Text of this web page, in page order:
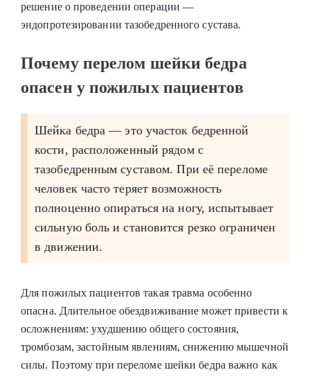
решение о проведении операции —
эндопротезировании тазобедренного сустава.
Почему перелом шейки бедра
опасен у пожилых пациентов
Шейка бедра — это участок бедренной
кости, расположенный рядом с
тазобедренным суставом. При её переломе
человек часто теряет возможность
полноценно опираться на ногу, испытывает
сильную боль и становится резко ограничен
в движении.
Для пожилых пациентов такая травма особенно
опасна. Длительное обездвиживание может привести к
осложнениям: ухудшению общего состояния,
тромбозам, застойным явлениям, снижению мышечной
силы. Поэтому при переломе шейки бедра важно как